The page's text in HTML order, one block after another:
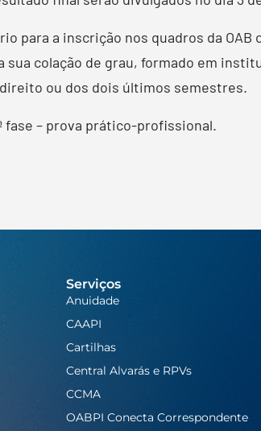
para a inscrição nos quadros da
colação de grau, formado em
ou dos dois últimos semestres.
fase – prova prático-profissional.
Serviços
Anuidade
CAAPI
Cartilhas
Central Alvarás e RPVs
CCMA
OABPI Conecta Correspondente